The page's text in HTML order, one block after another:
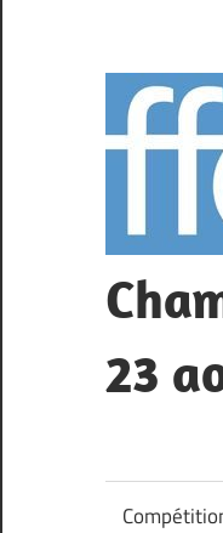
content
23